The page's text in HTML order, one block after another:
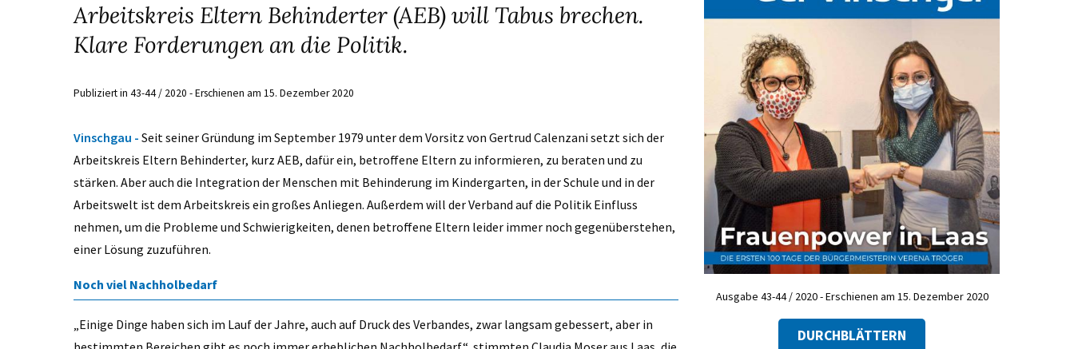
Arbeitskreis Eltern Behinderter (AEB) will Tabus brechen.
Klare Forderungen an die Politik.
Publiziert in 43-44 / 2020 - Erschienen am 15. Dezember 2020
Vinschgau - Seit seiner Gründung im September 1979 unter dem Vorsitz von Gertrud Calenzani setzt sich der
Arbeitskreis Eltern Behinderter, kurz AEB, dafür ein, betroffene Eltern zu informieren, zu beraten und zu
stärken. Aber auch die Integration der Menschen mit Behinderung im Kindergarten, in der Schule und in der
Arbeitswelt ist dem Arbeitskreis ein großes Anliegen. Außerdem will der Verband auf die Politik Einfluss
nehmen, um die Probleme und Schwierigkeiten, denen betroffene Eltern leider immer noch gegenüberstehen,
einer Lösung zuzuführen.
Noch viel Nachholbedarf
„Einige Dinge haben sich im Lauf der Jahre, auch auf Druck des Verbandes, zwar langsam gebessert, aber in
Ausgabe 43-44 / 2020 - Erschienen am 15. Dezember 2020
DURCHBLÄTTERN